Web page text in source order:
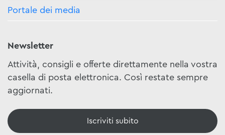
Portale dei media
Newsletter
Attività, consigli e offerte direttamente nella vostra
casella di posta elettronica. Così restate sempre
aggiornati.
Iscriviti subito